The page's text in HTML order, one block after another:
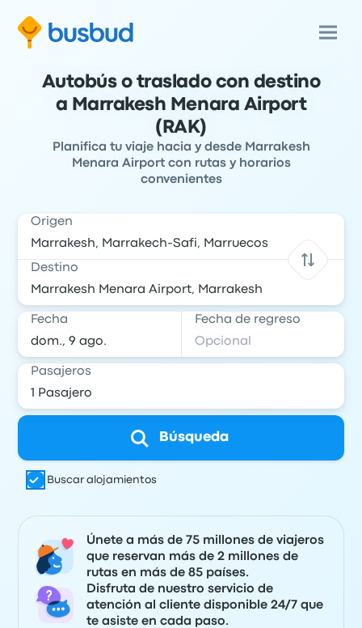
Autobús o traslado con destino
a Marrakesh Menara Airport
(RAK)
Planifica tu viaje hacia y desde Marrakesh
Menara Airport con rutas y horarios
convenientes
Origen
Destino
Fecha Fecha de regreso
Pasajeros
Búsqueda
Buscar alojamientos
Únete a más de 75 millones de viajeros
que reservan más de 2 millones de
rutas en más de 85 países.
Disfruta de nuestro servicio de
atención al cliente disponible 24/7 que
te asiste en cada paso.